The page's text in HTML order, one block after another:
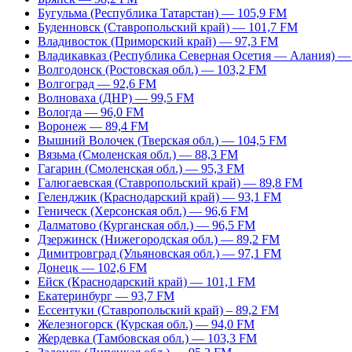
Бугульма (Республика Татарстан) — 105,9 FM
Буденновск (Ставропольский край) — 101,7 FM
Владивосток (Приморский край) — 97,3 FM
Владикавказ (Республика Северная Осетия — Алания)
Волгодонск (Ростовская обл.) — 103,2 FM
Волгоград — 92,6 FM
Волноваха (ДНР) — 99,5 FM
Вологда — 96,0 FM
Воронеж — 89,4 FM
Вышний Волочек (Тверская обл.) — 104,5 FM
Вязьма (Смоленская обл.) — 88,3 FM
Гагарин (Смоленская обл.) — 95,3 FM
Галюгаевская (Ставропольский край) — 89,8 FM
Геленджик (Краснодарский край) — 93,1 FM
Геническ (Херсонская обл.) — 96,6 FM
Далматово (Курганская обл.) — 96,5 FM
Дзержинск (Нижегородская обл.) — 89,2 FM
Димитровград (Ульяновская обл.) — 97,1 FM
Донецк — 102,6 FM
Ейск (Краснодарский край) — 101,1 FM
Екатеринбург — 93,7 FM
Ессентуки (Ставропольский край) – 89,2 FM
Железногорск (Курская обл.) — 94,0 FM
Жердевка (Тамбовская обл.) — 103,3 FM